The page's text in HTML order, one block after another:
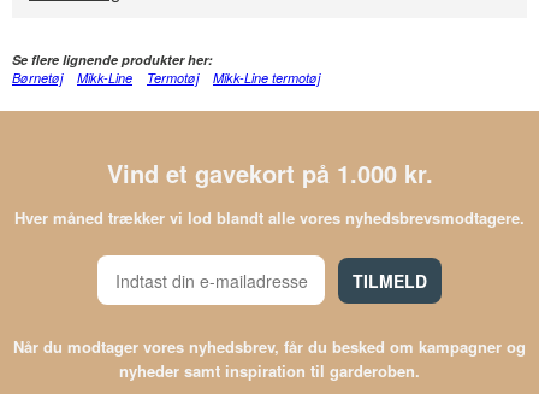
Se flere lignende produkter her:
Børnetøj
Mikk-Line Termotøj Mikk-Line termotøj
Vind et gavekort på 1.000 kr.
Hver måned trækker vi lod blandt alle vores nyhedsbrevsmodtagere.
TILMELD
Når du modtager vores nyhedsbrev, får du besked om kampagner og
nyheder samt inspiration til garderoben.